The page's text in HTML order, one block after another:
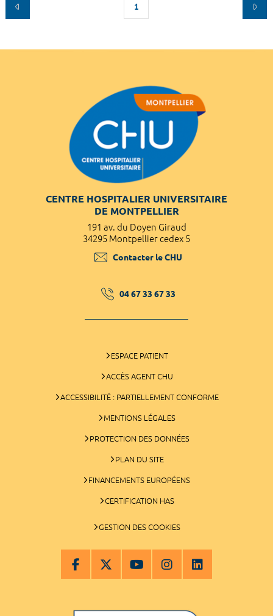
1
CENTRE HOSPITALIER UNIVERSITAIRE
DE MONTPELLIER
191 av. du Doyen Giraud
34295 Montpellier cedex 5
Contacter le CHU
04 67 33 67 33
ESPACE PATIENT
ACCÈS AGENT CHU
ACCESSIBILITÉ : PARTIELLEMENT CONFORME
MENTIONS LÉGALES
PROTECTION DES DONNÉES
PLAN DU SITE
FINANCEMENTS EUROPÉENS
CERTIFICATION HAS
GESTION DES COOKIES